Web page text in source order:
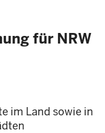
für NRW
im Land sowie in